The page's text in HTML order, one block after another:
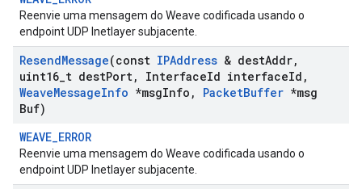
Reenvie uma mensagem do Weave codificada usando o
endpoint UDP Inetlayer subjacente.
ResendMessage(const IPAddress & destAddr,
uint16 t destPort, InterfaceId interfaceId ,
WeaveMessageInfo *msgInfo , PacketBuffer *msg
Buf)
WEAVE_ERROR
Reenvie uma mensagem do Weave codificada usando o
endpoint UDP Inetlayer subjacente.